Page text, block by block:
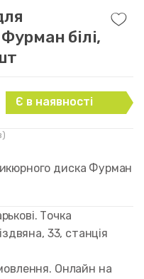
білі,
Є в наявності
диска Фурман
Точка
33, станція
Онлайн на